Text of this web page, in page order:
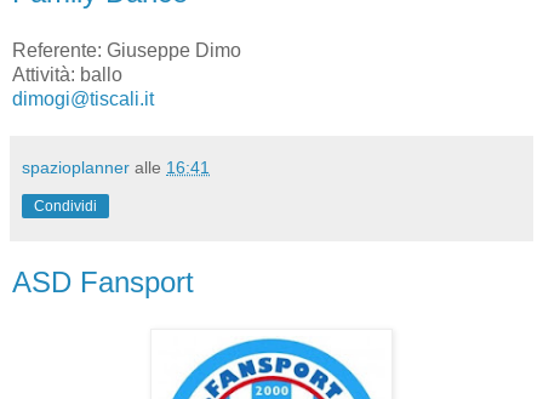
Referente: Giuseppe Dimo
Attività: ballo
dimogi@tiscali.it
spazioplanner alle 16:41
Condividi
ASD Fansport